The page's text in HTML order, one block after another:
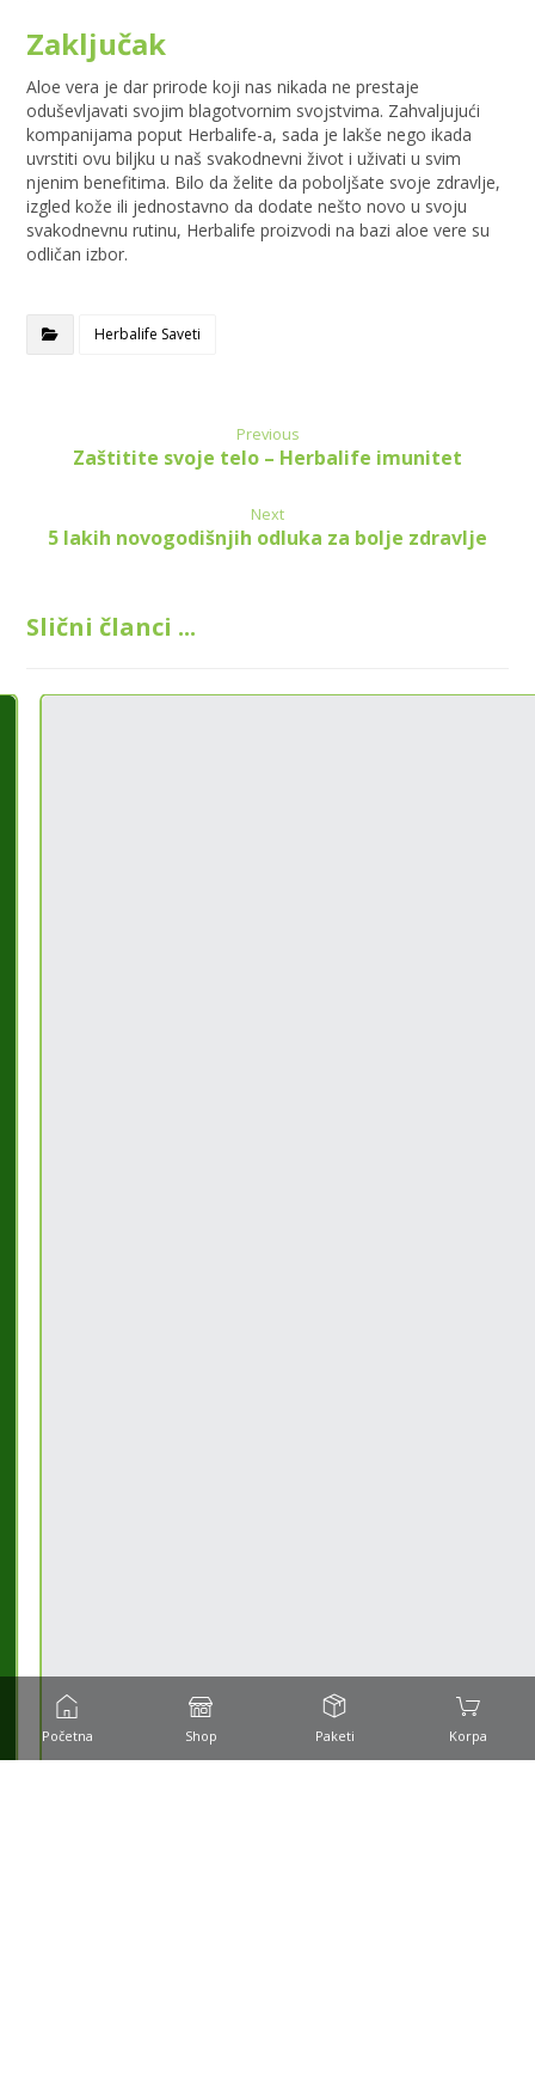
Zaključak
Aloe vera je dar prirode koji nas nikada ne prestaje
oduševljavati svojim blagotvornim svojstvima. Zahvaljujući
kompanijama poput Herbalife-a, sada je lakše nego ikada
uvrstiti ovu biljku u naš svakodnevni život i uživati u svim
njenim benefitima. Bilo da želite da poboljšate svoje zdravlje,
izgled kože ili jednostavno da dodate nešto novo u svoju
svakodnevnu rutinu, Herbalife proizvodi na bazi aloe vere su
odličan izbor.
Herbalife Saveti
Previous
Zaštitite svoje telo – Herbalife imunitet
Next
5 lakih novogodišnjih odluka za bolje zdravlje
Slični članci ...
Početna Shop Paketi Korpa